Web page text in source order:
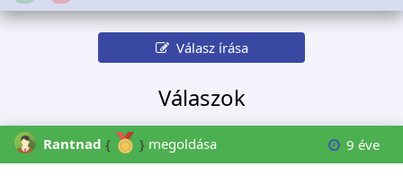
Válasz írása
Válaszok
Rantnad { } megoldása 9 éve